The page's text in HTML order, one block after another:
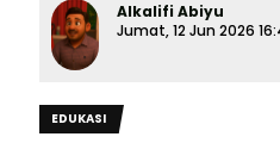
Alkalifi Abiyu
Jumat, 12 Jun 2026
EDUKASI